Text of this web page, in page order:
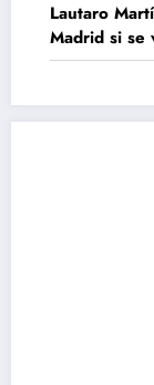
Lautaro
Madrid si se